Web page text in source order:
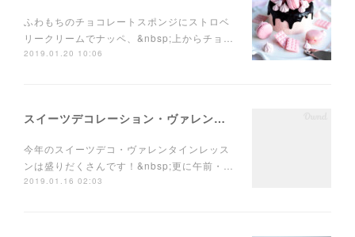
ふわもちのチョコレートスポンジにストロベ
リークリームでナッペ、&nbsp;上からチョ…
2019.01.20 10:06
スイーツデコレーション・ヴァレンタインスペシャル・シーズナルレッスン開催のお知らせ
今年のスイーツデコ・ヴァレンタインレッス
ンは盛りだくさんです！&nbsp;更に午前・…
2019.01.16 02:03